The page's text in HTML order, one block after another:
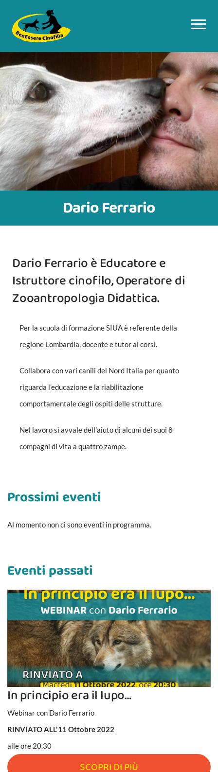
Dario Ferrario
Dario Ferrario è Educatore e
Istruttore cinofilo, Operatore di
Zooantropologia Didattica.
Per la scuola di formazione SIUA è referente della
regione Lombardia, docente e tutor ai corsi.
Collabora con vari canili del Nord Italia per quanto
riguarda l’educazione e la riabilitazione
comportamentale degli ospiti delle strutture.
Nel lavoro si avvale dell’aiuto di alcuni dei suoi 8
compagni di vita a quattro zampe.
Prossimi eventi
Al momento non ci sono eventi in programma.
Eventi passati
In principio era il lupo…
Webinar con Dario Ferrario
RINVIATO ALL'11 Ottobre 2022
alle ore 20.30
SCOPRI DI PIÙ